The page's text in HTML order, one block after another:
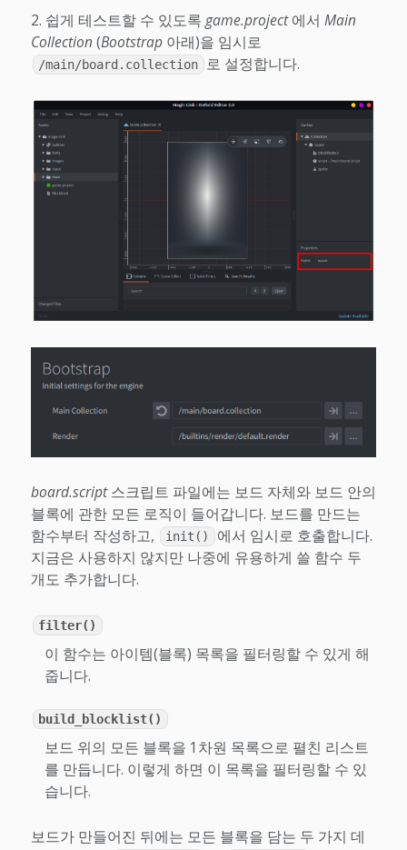
쉽게 테스트할 수 있도록 game.project에서 Main
Collection (Bootstrap아래)을 임시로
/main/board.collection 로 설정합니다.
board.script스크립트 파일에는 보드 자체와 보드 안의
블록에 관한 모든 로직이 들어갑니다. 보드를 만드는
함수부터 작성하고,
init()
에서 임시로 호출합니다.
지금은 사용하지 않지만 나중에 유용하게 쓸 함수 두
개도 추가합니다.
filter()
이 함수는 아이템(블록) 목록을 필터링할 수 있게 해
줍니다.
build_blocklist()
보드 위의 모든 블록을 1차원 목록으로 펼친 리스트
를 만듭니다. 이렇게 하면 이 목록을 필터링할 수 있
습니다.
보드가 만들어진 뒤에는 모든 블록을 담는 두 가지 데